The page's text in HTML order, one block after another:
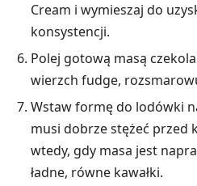
Cream i wymieszaj do
konsystencji.
Polej gotową masą
wierzch fudge,
Wstaw formę do lodówki
musi dobrze stężeć przed
wtedy, gdy masa jest
ładne, równe kawałki.